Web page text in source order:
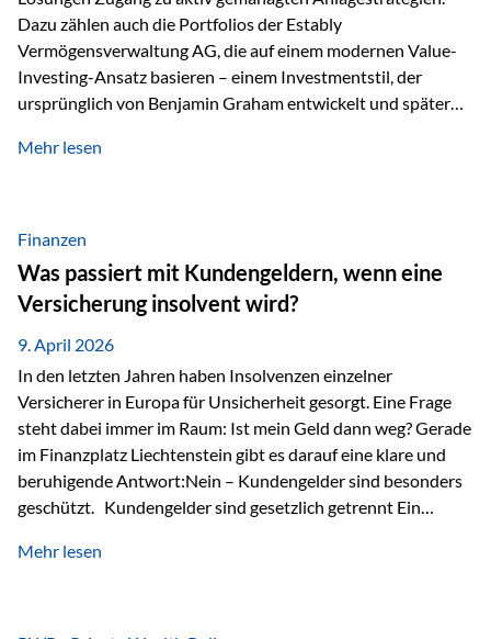
Dazu zählen auch die Portfolios der Estably
Vermögensverwaltung AG, die auf einem modernen Value-
Investing-Ansatz basieren – einem Investmentstil, der
ursprünglich von Benjamin Graham entwickelt und später
Modernes Value Investing als Grundlage Der
Fokus stehen Unternehmen, deren Börsenkurs unter ihrem
inneren Wert liegt. Neben klassischen
Bewertungskennzahlen werden auch qualitative Faktoren
wie Geschäftsmodell, Wettbewerbsvorteile und
Managementqualität…
Mehr lesen
Finanzen
Was passiert mit Kundengeldern, wenn eine
Versicherung insolvent wird?
9. April 2026
In den letzten Jahren haben Insolvenzen einzelner
Versicherer in Europa für Unsicherheit gesorgt. Eine Frage
steht dabei immer im Raum: Ist mein Geld dann weg? Gerade
im Finanzplatz Liechtenstein gibt es darauf eine klare und
beruhigende Antwort:Nein – Kundengelder sind besonders
geschützt. Kundengelder sind gesetzlich getrennt Ein
sogenannte Sondermasse. Das bedeutet:Die
Mehr lesen